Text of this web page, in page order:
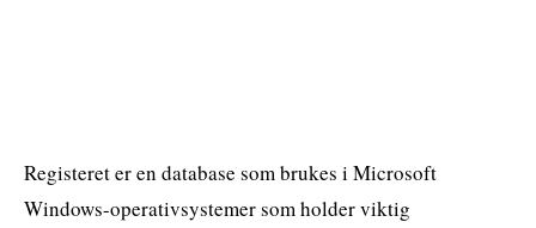
Registeret er en database som brukes i Microsoft
Windows-operativsystemer som holder viktig